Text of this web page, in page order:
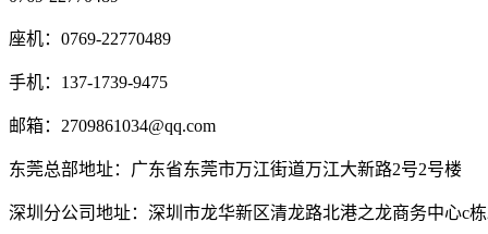
座机：0769-22770489
手机：137-1739-9475
邮箱：2709861034@qq.com
东莞总部地址：广东省东莞市万江街道万江大新路2号2号楼
深圳分公司地址：深圳市龙华新区清龙路北港之龙商务中心c栋